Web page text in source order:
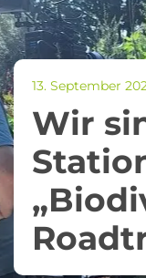
13. September
Wir